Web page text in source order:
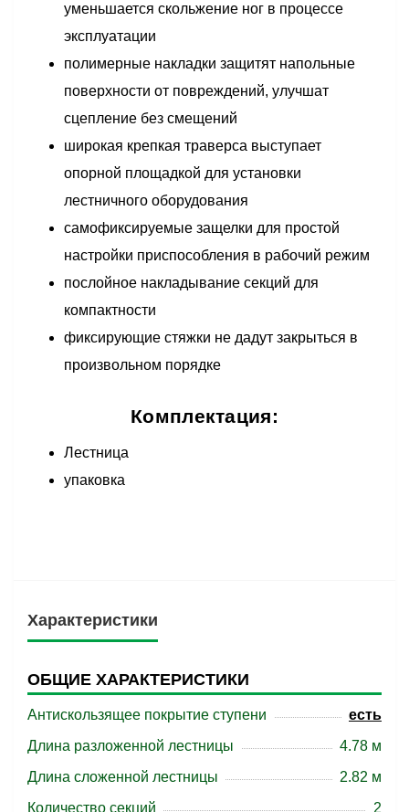
уменьшается скольжение ног в процессе
эксплуатации
полимерные накладки защитят напольные
поверхности от повреждений, улучшат
сцепление без смещений
широкая крепкая траверса выступает
опорной площадкой для установки
лестничного оборудования
самофиксируемые защелки для простой
настройки приспособления в рабочий режим
послойное накладывание секций для
компактности
фиксирующие стяжки не дадут закрыться в
произвольном порядке
Комплектация:
Лестница
упаковка
Характеристики
ОБЩИЕ ХАРАКТЕРИСТИКИ
Антискользящее покрытие ступени
есть
Длина разложенной лестницы
4.78 м
Длина сложенной лестницы
2.82 м
Количество секций
2